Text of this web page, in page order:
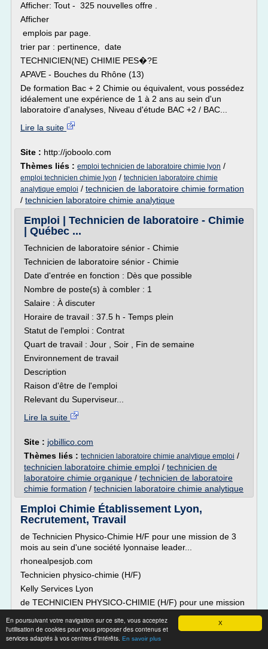
X
En poursuivant votre navigation sur ce site, vous acceptez
l'utilisation de cookies pour vous proposer des contenus et
services adaptés à vos centres d'intérêts. En savoir plus
Afficher: Tout - 325 nouvelles offre .
Afficher
emplois par page.
trier par : pertinence, date
TECHNICIEN(NE) CHIMIE PES�?E
APAVE - Bouches du Rhône (13)
De formation Bac + 2 Chimie ou équivalent, vous possédez
idéalement une expérience de 1 à 2 ans au sein d'un
laboratoire d'analyses, Niveau d'étude BAC +2 / BAC...
Lire la suite
Site : http://joboolo.com
Thèmes liés : emploi technicien de laboratoire chimie lyon /
emploi technicien chimie lyon / technicien laboratoire chimie
analytique emploi / technicien de laboratoire chimie formation
/ technicien laboratoire chimie analytique
Emploi | Technicien de laboratoire - Chimie
| Québec ...
Technicien de laboratoire sénior - Chimie
Technicien de laboratoire sénior - Chimie
Date d'entrée en fonction : Dès que possible
Nombre de poste(s) à combler : 1
Salaire : À discuter
Horaire de travail : 37.5 h - Temps plein
Statut de l'emploi : Contrat
Quart de travail : Jour , Soir , Fin de semaine
Environnement de travail
Description
Raison d'être de l'emploi
Relevant du Superviseur...
Lire la suite
Site : jobillico.com
Thèmes liés : technicien laboratoire chimie analytique emploi /
technicien laboratoire chimie emploi / technicien de
laboratoire chimie organique / technicien de laboratoire
chimie formation / technicien laboratoire chimie analytique
Emploi Chimie Établissement Lyon,
Recrutement, Travail
de Technicien Physico-Chimie H/F pour une mission de 3
mois au sein d'une société lyonnaise leader...
rhonealpesjob.com
Technicien physico-chimie (H/F)
Kelly Services Lyon
de TECHNICIEN PHYSICO-CHIMIE (H/F) pour une mission
pharmacopées européennes. VOTRE PROFIL : * Bac +2/+3
en chimie analytique * Expérience en...